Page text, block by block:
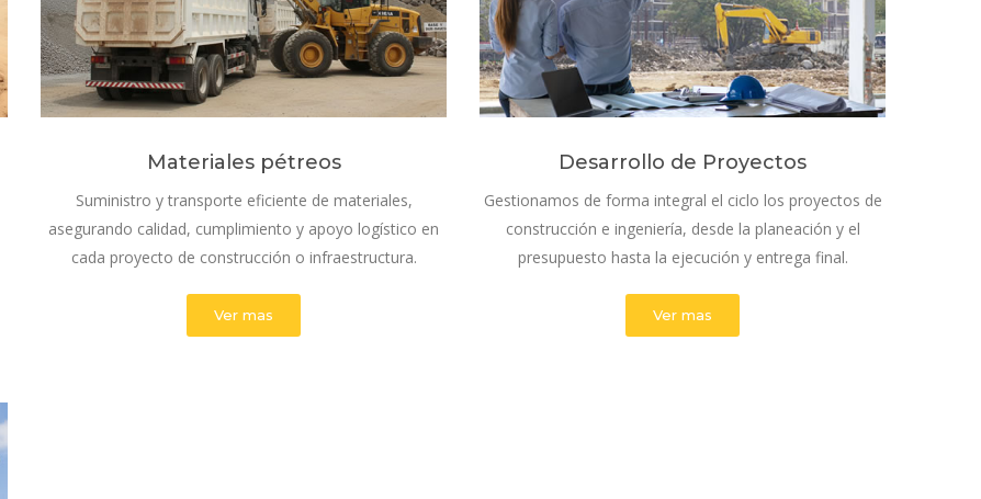
Materiales pétreos
Suministro y transporte eficiente de materiales,
asegurando calidad, cumplimiento y apoyo logístico en
cada proyecto de construcción o infraestructura.
Ver mas
Desarrollo de Proyectos
Gestionamos de forma integral el ciclo los proyectos de
construcción e ingeniería, desde la planeación y el
presupuesto hasta la ejecución y entrega final.
Ver mas